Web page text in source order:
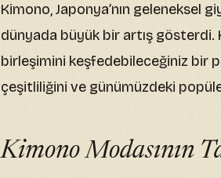
Kimono, Japonya’nın geleneksel
dünyada büyük bir artış
birleşimini keşfedebileceğiniz bir
çeşitliliğini ve günümüzdeki
Kimono Modasının